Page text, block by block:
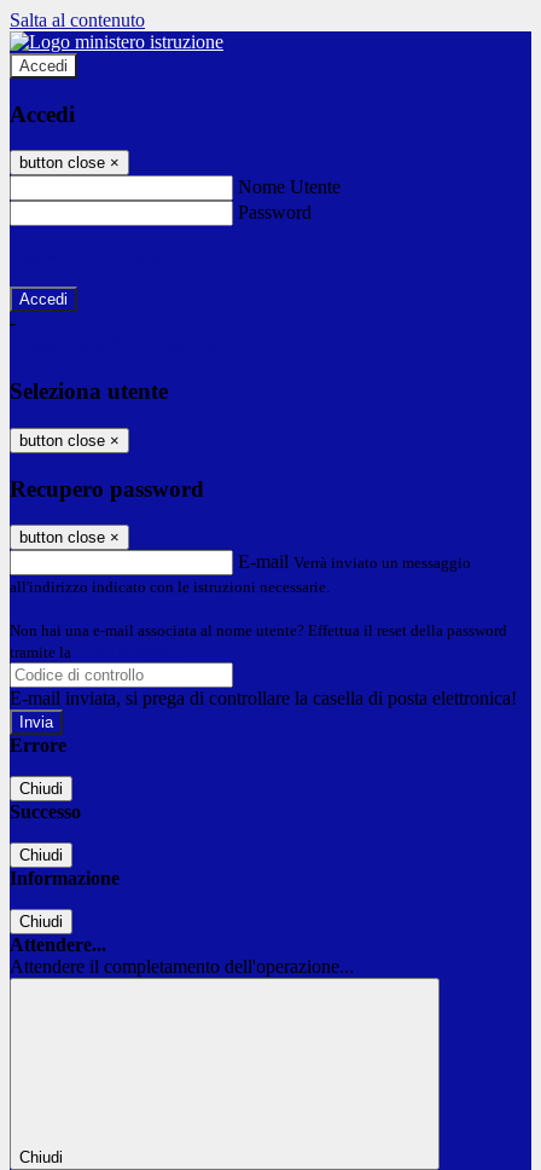
Salta al contenuto
Accedi
Accedi
button close ×
Nome Utente
Password
-
Seleziona utente
button close ×
Recupero password
button close ×
E-mail Verrà inviato un messaggio
all'indirizzo indicato con le istruzioni necessarie.
Non hai una e-mail associata al nome utente? Effettua il reset della password
tramite la
E-mail inviata, si prega di controllare la casella di posta elettronica!
Errore
Chiudi
Successo
Chiudi
Informazione
Chiudi
Attendere...
Attendere il completamento dell'operazione...
Chiudi